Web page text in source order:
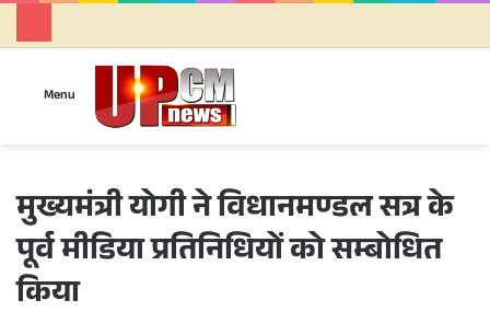
Menu
मुख्यमंत्री योगी ने विधानमण्डल सत्र के
पूर्व मीडिया प्रतिनिधियों को सम्बोधित
किया